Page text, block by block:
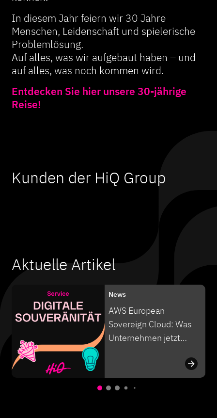
In diesem Jahr feiern wir 30 Jahre
Menschen, Leidenschaft und spielerische
Problemlösung.
Auf alles, was wir aufgebaut haben – und
auf alles, was noch kommen wird.
Entdecken Sie hier unsere 30-jährige
Reise!
Kunden der HiQ Group
Aktuelle Artikel
News
AWS European
Sovereign Cloud: Was
Unternehmen jetzt